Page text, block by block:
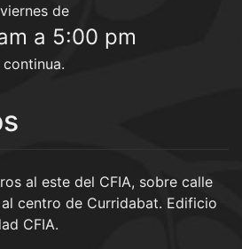
de
a 5:00 pm
al este del CFIA, sobre calle
centro de Curridabat. Edificio
CFIA.